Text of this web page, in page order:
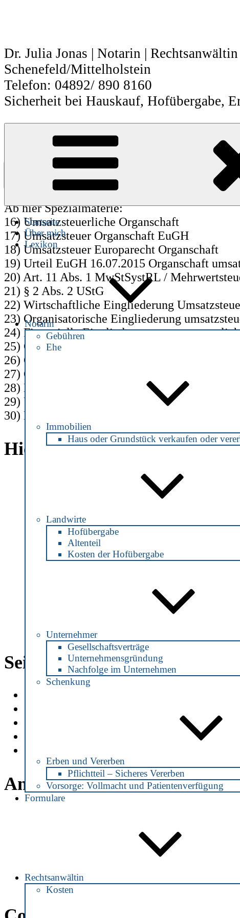
Dr. Julia Jonas | Notarin |
Schenefeld/Mittelholstein
Telefon: 04892/ 890 8160
Sicherheit bei Hauskauf, Hofübergabe,
Startseite
Über mich
Lexikon
Notarin
Gebühren
Ehe
Immobilien
Haus oder Grundstück verkaufen oder
Landwirte
Hofübergabe
Altenteil
Kosten der Hofübergabe
Unternehmer
Gesellschaftsverträge
Unternehmensgründung
Nachfolge im Unternehmen
Schenkung
Erben und Vererben
Pflichtteil – Sicheres Vererben
Vorsorge: Vollmacht und Patientenverfügung
Formulare
Rechtsanwältin
Kosten
Organklagen und EU-Recht?
Ab hier Spezialmaterie:
16) Umsatzsteuerliche Organschaft
17) Umsatzsteuer Organschaft EuGH
18) Umsatzsteuer Europarecht Organschaft
19) Urteil EuGH 16.07.2015 Organschaft
20) Art. 11 Abs. 1 MwStSystRL /
21) § 2 Abs. 2 UStG
22) Wirtschaftliche Eingliederung
23) Organisatorische Eingliederung
24) Finanzielle Eingliederung
25) Organschaftsähnliches Verhältnis
26) Organträger
27) Organgesellschaft
28) Mittelbare finanzielle Eingliederung
29) Unmittelbare finanzielle Eingliederung
30) Beherrschungsvertrag Aktiengesetz
Hier finden Sie uns
25560 Schenefeld
info@notarin-jonas.de
Tel: 04892 / 890 8160
Fax: 04892 / 890 8162
Seiten
Informationspflicht Datenschutz für den
Anfahrt: